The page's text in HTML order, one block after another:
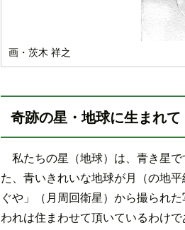
画・茨木 祥之
奇跡の星・地球に生まれて
私たちの星（地球）は、青き星
た、青いきれいな地球が月（の地
ぐや」（月周回衛星）から撮られ
われは住まわせて頂いているわけ